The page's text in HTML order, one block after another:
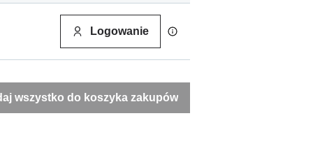
Logowanie
wszystko do koszyka zakupów